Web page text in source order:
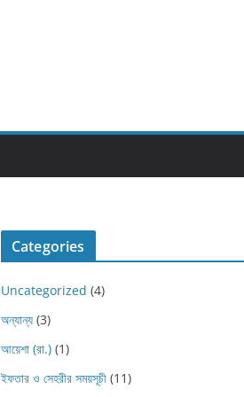
Categories
Uncategorized (4)
অন্যান্য (3)
আয়েশা (রা.) (1)
ইফতার ও সেহরীর সময়সূচী (11)